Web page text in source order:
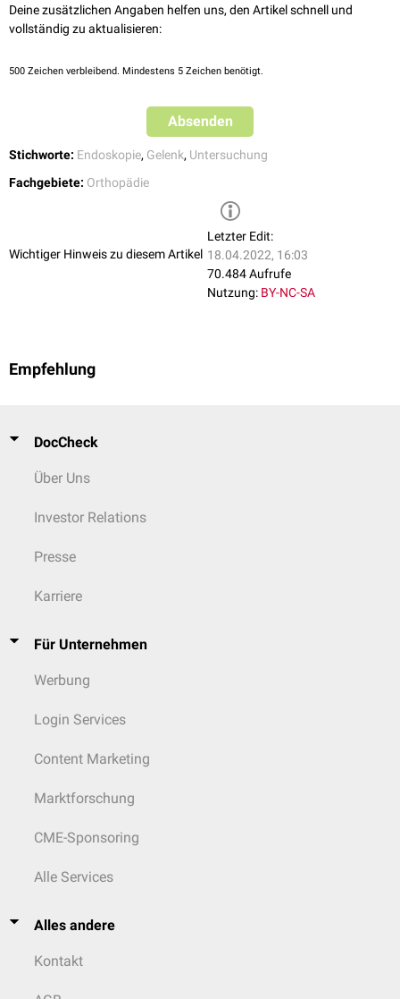
Deine zusätzlichen Angaben helfen uns, den Artikel schnell und
vollständig zu aktualisieren:
500 Zeichen verbleibend. Mindestens 5 Zeichen benötigt.
Absenden
Stichworte: Endoskopie, Gelenk, Untersuchung
Fachgebiete: Orthopädie
Wichtiger Hinweis zu diesem Artikel
Letzter Edit:
18.04.2022, 16:03
70.484 Aufrufe
Nutzung: BY-NC-SA
Empfehlung
DocCheck
Über Uns
Investor Relations
Presse
Karriere
Für Unternehmen
Werbung
Login Services
Content Marketing
Marktforschung
CME-Sponsoring
Alle Services
Alles andere
Kontakt